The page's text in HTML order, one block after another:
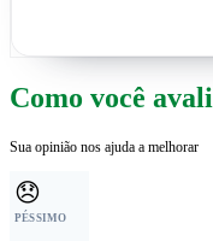
Como você
Sua opinião nos ajuda a melhorar
😞
PÉSSIMO